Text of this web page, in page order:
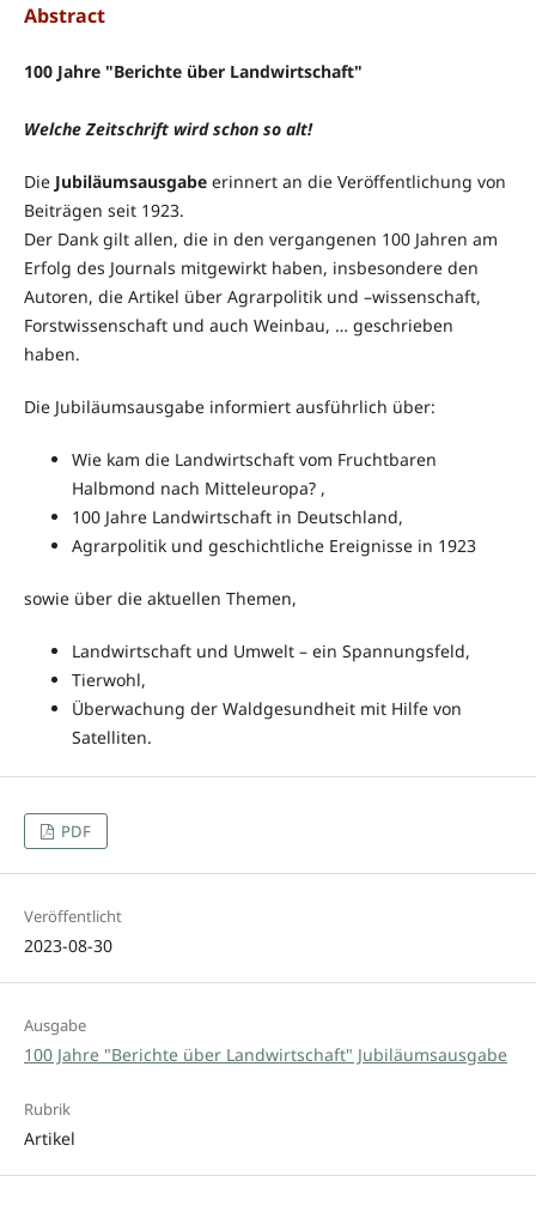
Abstract
100 Jahre "Berichte über Landwirtschaft"
Welche Zeitschrift wird schon so alt!
Die Jubiläumsausgabeerinnert an die Veröffentlichung von
Beiträgen seit 1923.
Der Dank gilt allen, die in den vergangenen 100 Jahren am
Erfolg des Journals mitgewirkt haben, insbesondere den
Autoren, die Artikel über Agrarpolitik und –wissenschaft,
Forstwissenschaft und auch Weinbau, … geschrieben
haben.
Die Jubiläumsausgabe informiert ausführlich über:
Wie kam die Landwirtschaft vom Fruchtbaren
Halbmond nach Mitteleuropa? ,
100 Jahre Landwirtschaft in Deutschland,
Agrarpolitik und geschichtliche Ereignisse in 1923
sowie über die aktuellen Themen,
Landwirtschaft und Umwelt – ein Spannungsfeld,
Tierwohl,
Überwachung der Waldgesundheit mit Hilfe von
Satelliten.
PDF
Veröffentlicht
2023-08-30
Ausgabe
100 Jahre "Berichte über Landwirtschaft" Jubiläumsausgabe
Rubrik
Artikel